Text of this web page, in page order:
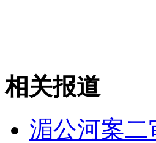
外交部：反对强权政治霸凌主
外交部：有关国家言论片面
相关报道
湄公河案